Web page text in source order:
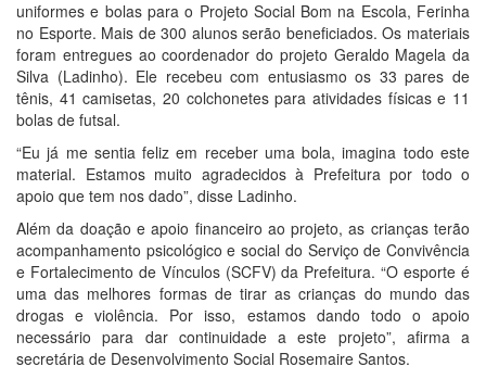
uniformes e bolas para o Projeto Social Bom na Escola, Ferinha
no Esporte. Mais de 300 alunos serão beneficiados. Os materiais
foram entregues ao coordenador do projeto Geraldo Magela da
Silva (Ladinho). Ele recebeu com entusiasmo os 33 pares de
tênis, 41 camisetas, 20 colchonetes para atividades físicas e 11
bolas de futsal.
“Eu já me sentia feliz em receber uma bola, imagina todo este
material. Estamos muito agradecidos à Prefeitura por todo o
apoio que tem nos dado”, disse Ladinho.
Além da doação e apoio financeiro ao projeto, as crianças terão
acompanhamento psicológico e social do Serviço de Convivência
e Fortalecimento de Vínculos (SCFV) da Prefeitura. “O esporte é
uma das melhores formas de tirar as crianças do mundo das
drogas e violência. Por isso, estamos dando todo o apoio
necessário para dar continuidade a este projeto”, afirma a
secretária de Desenvolvimento Social Rosemaire Santos.